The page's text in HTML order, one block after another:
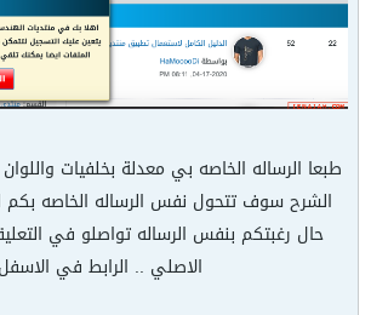
طبعا الرساله الخاصه بي معدلة بخلفيات
الشرح سوف تتحول نفس الرساله الخاصه بكم
حال رغبتكم بنفس الرساله تواصلو في
الاصلي .. الرابط في الاسفل